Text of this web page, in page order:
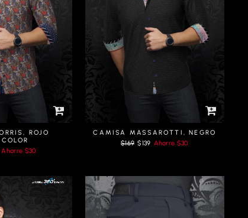
ROJO
Ahorre $30
CAMISA MASSAROTTI, NEGRO
Prix
$169 Prix
$139 Ahorre $30